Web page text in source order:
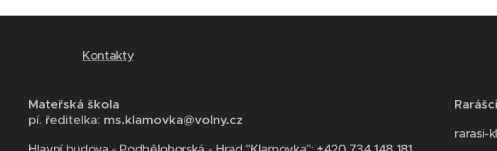
Kontakty
Mateřská škola
pí. ředitelka: ms.klamovka@volny.cz
Rarášci
rarasi-